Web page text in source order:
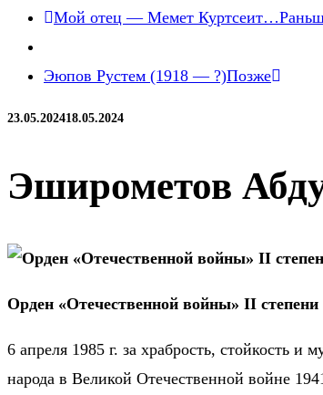
Мой отец — Мемет Куртсеит…
Эюпов Рустем (1918 — ?)Позже
23.05.202418.05.2024
Эширометов
Орден «Отечественной войны» II степени
6 апреля 1985 г. за храбрость, стойкость
народа в Великой Отечественной войне